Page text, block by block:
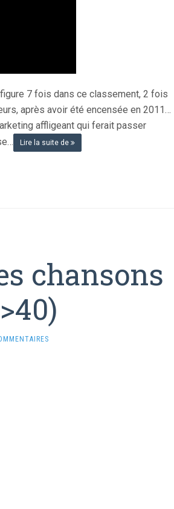
7 fois dans ce classement, 2 fois
après avoir été encensée en 2011…
affligeant qui ferait passer
Lire la suite de
chansons